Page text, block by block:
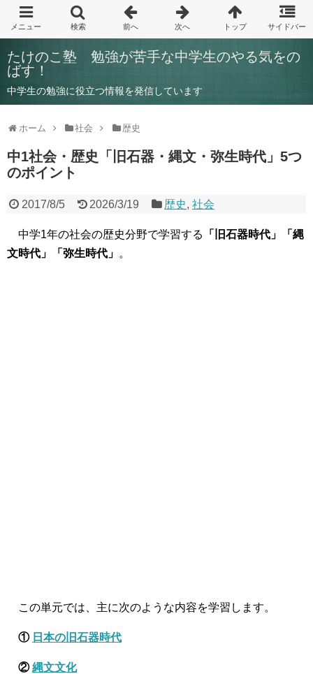
たけのこ塾 勉強が苦手な中学生のやる気をの
ばす！
中学生の勉強に役立つ情報を発信しています
ホーム 社会 歴史
中1社会・歴史「旧石器・縄文・弥生時代」5つ
のポイント
2017/8/5 2026/3/19 歴史,社会
中学1年の社会の歴史分野で学習する 「旧石器時代」
「縄
文時代」「弥生時代」 。
この単元では、主に次のような内容を学習します。
① 日本の旧石器時代
②縄文文化